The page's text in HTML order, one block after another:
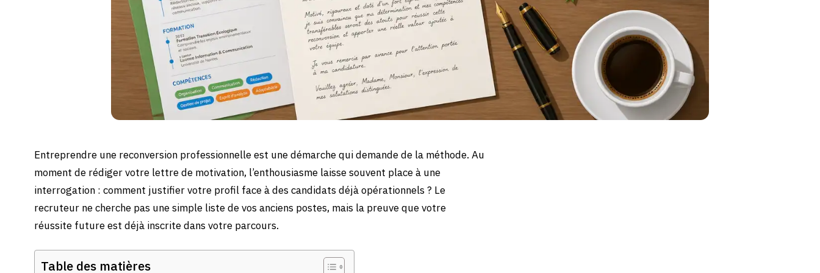
Entreprendre une reconversion professionnelle est une démarche qui demande de la méthode. Au
moment de rédiger votre lettre de motivation, l’enthousiasme laisse souvent place à une
interrogation : comment justifier votre profil face à des candidats déjà opérationnels ? Le
recruteur ne cherche pas une simple liste de vos anciens postes, mais la preuve que votre
réussite future est déjà inscrite dans votre parcours.
Table des matières